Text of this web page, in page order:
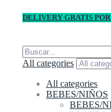
DELIVERY GRATIS POR
All categories
All categories
BEBES/NIÑOS
BEBES/